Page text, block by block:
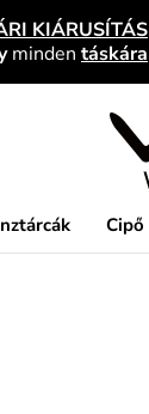
KIÁRUSÍTÁS
minden táskára
Cipő